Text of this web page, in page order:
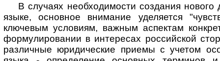
В случаях необходимости создания нового
языке, основное внимание уделяется
ключевым условиям, важным аспектам
фор­му­ли­ро­ва­нии в интересах российской
различные юридические приемы с учетом